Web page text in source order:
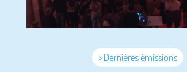
> Dernières émissions